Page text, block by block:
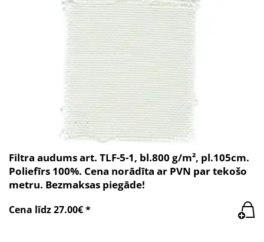
Filtra audums art. TLF-5-1, bl.800 g/m², pl.105cm.
Poliefīrs 100%. Cena norādīta ar PVN par tekošo
metru. Bezmaksas piegāde!
Cena līdz 27.00€ *